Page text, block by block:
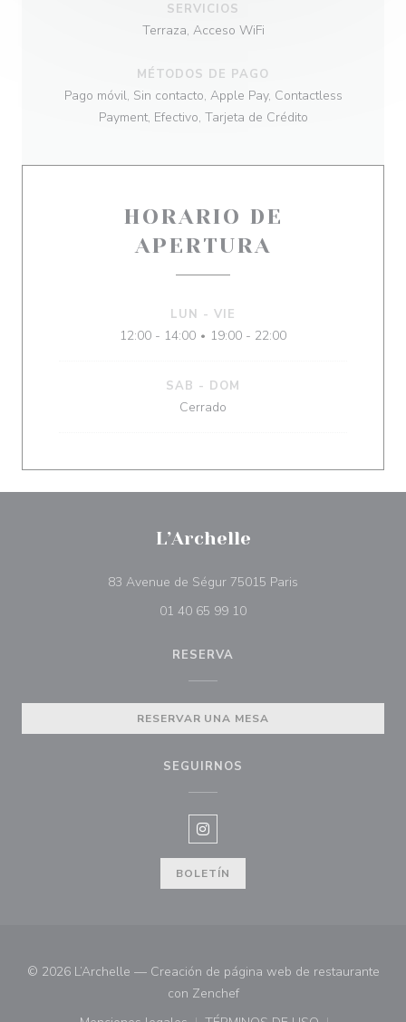
SERVICIOS
Terraza, Acceso WiFi
MÉTODOS DE PAGO
Pago móvil, Sin contacto, Apple Pay, Contactless
Payment, Efectivo, Tarjeta de Crédito
HORARIO DE
APERTURA
LUN -VIE
12:00 - 14:00 • 19:00 - 22:00
SAB - DOM
Cerrado
L’Archelle
83 Avenue de Ségur 75015 Paris
01 40 65 99 10
RESERVA
RESERVAR UNA MESA
SEGUIRNOS
Instagram ((abre en una nueva
BOLETÍN
© 2026 L’Archelle — Creación de página web de restaurante
con Zenchef((abre en una nueva